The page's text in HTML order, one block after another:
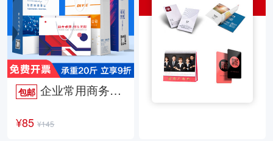
包邮 企业常用商务手提袋
¥85 ¥145